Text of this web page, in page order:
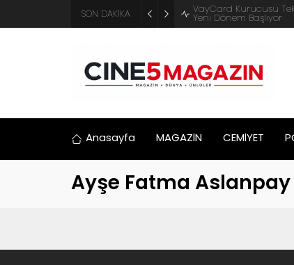
SON DAKİKA
VayCard Kurucusu
Yeni Dönem Başlıyor
Anasayfa MAGAZİN CEMİYET
Ayşe Fatma Aslanpay